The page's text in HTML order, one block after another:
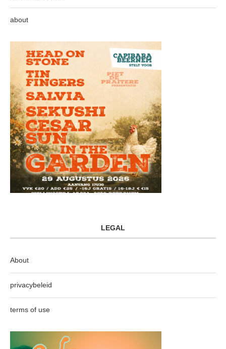
about
LEGAL
About
privacybeleid
terms of use